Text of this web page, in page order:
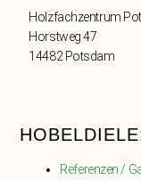
Holzfachzentrum
Horstweg 47
14482 Potsdam
Referenzen /